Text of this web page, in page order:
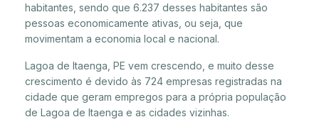
habitantes, sendo que 6.237 desses habitantes são
pessoas economicamente ativas, ou seja, que
movimentam a economia local e nacional.
Lagoa de Itaenga, PE vem crescendo, e muito desse
crescimento é devido às 724 empresas registradas na
cidade que geram empregos para a própria população
de Lagoa de Itaenga e as cidades vizinhas.